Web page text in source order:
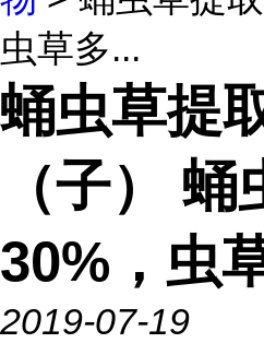
虫草多...
蛹虫草提
（子）
30%，虫
2019-07-19